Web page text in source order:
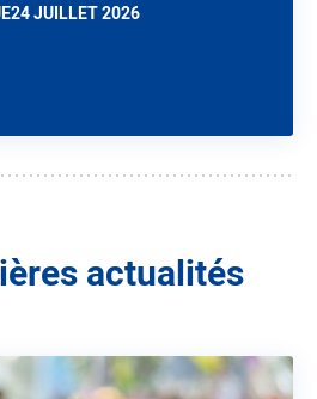
24 JUILLET 2026
actualités